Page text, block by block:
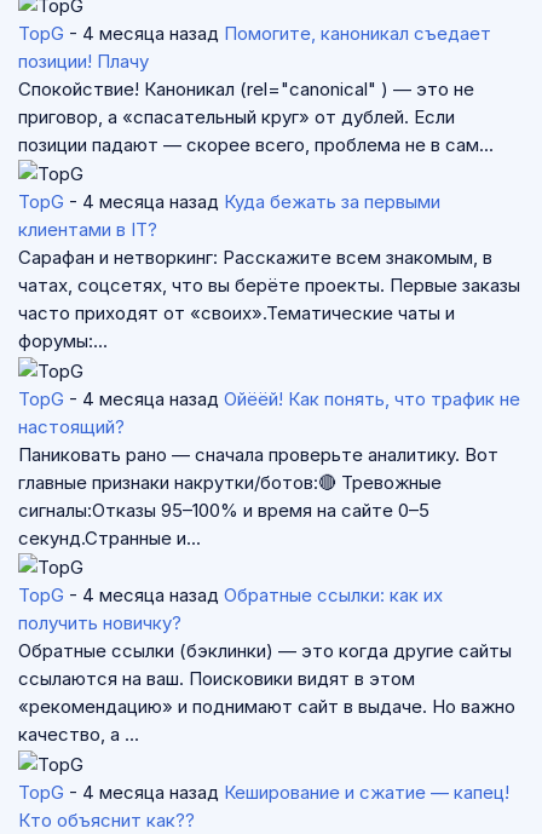
TopG - 4 месяца назад Помогите, каноникал съедает
позиции! Плачу
Спокойствие! Каноникал (rel="canonical" ) — это не
приговор, а «спасательный круг» от дублей. Если
позиции падают — скорее всего, проблема не в сам...
TopG - 4 месяца назад Куда бежать за первыми
клиентами в IT?
Сарафан и нетворкинг: Расскажите всем знакомым, в
чатах, соцсетях, что вы берёте проекты. Первые заказы
часто приходят от «своих».Тематические чаты и
форумы:...
TopG - 4 месяца назад Ойёёй! Как понять, что трафик не
настоящий?
Паниковать рано — сначала проверьте аналитику. Вот
главные признаки накрутки/ботов:🔴 Тревожные
сигналы:Отказы 95–100% и время на сайте 0–5
секунд.Странные и...
TopG - 4 месяца назад Обратные ссылки: как их
получить новичку?
Обратные ссылки (бэклинки) — это когда другие сайты
ссылаются на ваш. Поисковики видят в этом
«рекомендацию» и поднимают сайт в выдаче. Но важно
качество, а ...
TopG - 4 месяца назад Кеширование и сжатие — капец!
Кто объяснит как??